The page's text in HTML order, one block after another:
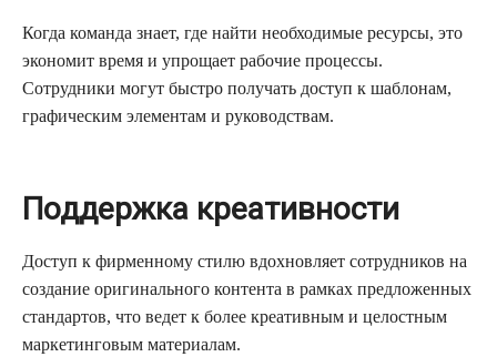
Когда команда знает, где найти необходимые ресурсы, это
экономит время и упрощает рабочие процессы.
Сотрудники могут быстро получать доступ к шаблонам,
графическим элементам и руководствам.
Поддержка креативности
Доступ к фирменному стилю вдохновляет сотрудников на
создание оригинального контента в рамках предложенных
стандартов, что ведет к более креативным и целостным
маркетинговым материалам.